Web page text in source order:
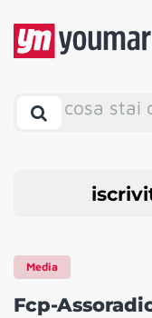
cosa stai
Media
Fcp-